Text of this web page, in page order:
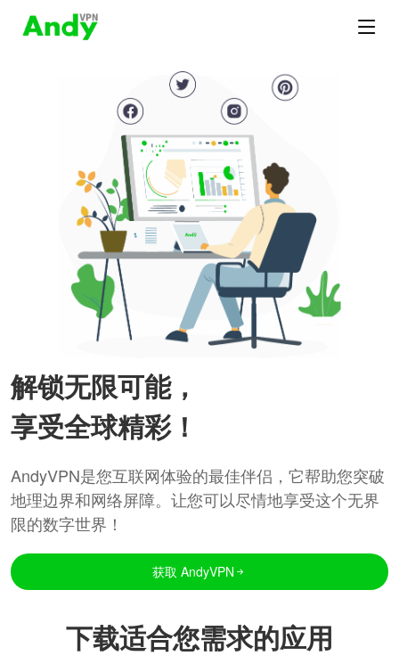
解锁无限可能，
享受全球精彩！
AndyVPN是您互联网体验的最佳伴侣，它帮助您突破
地理边界和网络屏障。让您可以尽情地享受这个无界
限的数字世界！
获取 AndyVPN
下载适合您需求的应用